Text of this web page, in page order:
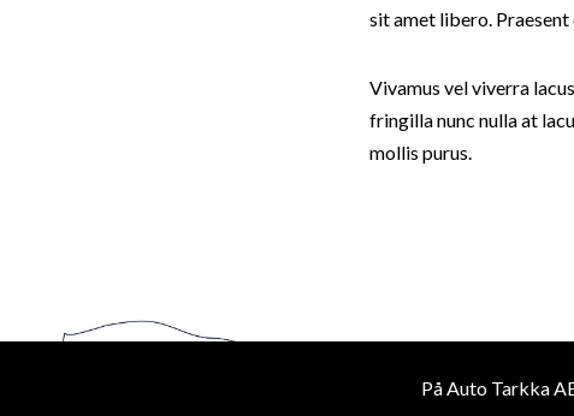
På Auto Tarkka
sit amet libero.
Vivamus vel viverra
fringilla nunc nulla at
mollis purus.